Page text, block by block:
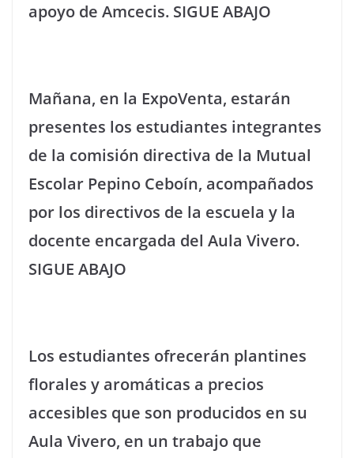
apoyo de Amcecis. SIGUE ABAJO
Mañana, en la ExpoVenta, estarán
presentes los estudiantes integrantes
de la comisión directiva de la Mutual
Escolar Pepino Ceboín, acompañados
por los directivos de la escuela y la
docente encargada del Aula Vivero.
SIGUE ABAJO
Los estudiantes ofrecerán plantines
florales y aromáticas a precios
accesibles que son producidos en su
Aula Vivero, en un trabajo que